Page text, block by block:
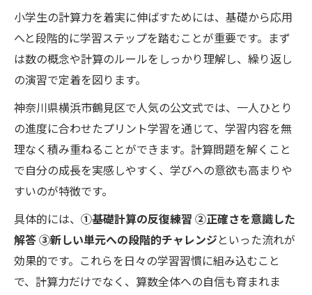
小学生の計算力を着実に伸ばすためには、基礎から応用
へと段階的に学習ステップを踏むことが重要です。まず
は数の概念や計算のルールをしっかり理解し、繰り返し
の演習で定着を図ります。
神奈川県横浜市鶴見区で人気の公文式では、一人ひとり
の進度に合わせたプリント学習を通じて、学習内容を無
理なく積み重ねることができます。計算問題を解くこと
で自分の成長を実感しやすく、学びへの意欲も高まりや
すいのが特徴です。
具体的には、 ①基礎計算の反復練習 ②正確さを意識した
解答 ③新しい単元への段階的チャレンジといった流れが
効果的です。これらを日々の学習習慣に組み込むこと
で、計算力だけでなく、算数全体への自信も育まれま